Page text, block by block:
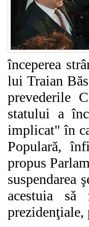
începerea
lui Traian
prevederile
statului a
implicat" în
Populară,
propus
suspendarea
acestuia
prezidenţiale,